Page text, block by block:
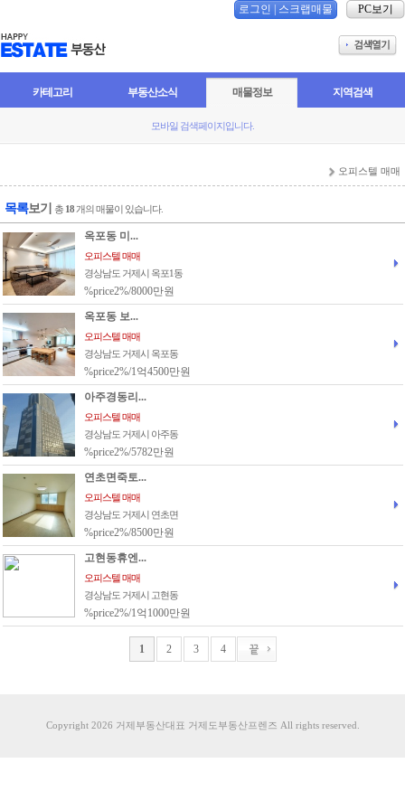
로그인 스크랩매물 PC보기
카테고리 부동산소식 매물정보 지역검색
모바일 검색페이지입니다.
오피스텔 매매
목록보기 총 18 개의 매물이 있습니다.
옥포동 미...
오피스텔 매매
경상남도 거제시 옥포1동
%price2%/8000만원
옥포동 보...
오피스텔 매매
경상남도 거제시 옥포동
%price2%/1억4500만원
아주경동리...
오피스텔 매매
경상남도 거제시 아주동
%price2%/5782만원
연초면죽토...
오피스텔 매매
경상남도 거제시 연초면
%price2%/8500만원
고현동휴엔...
오피스텔 매매
경상남도 거제시 고현동
%price2%/1억1000만원
1 2 3 4
Copyright 2026 거제부동산대표 거제도부동산프렌즈 All rights reserved.